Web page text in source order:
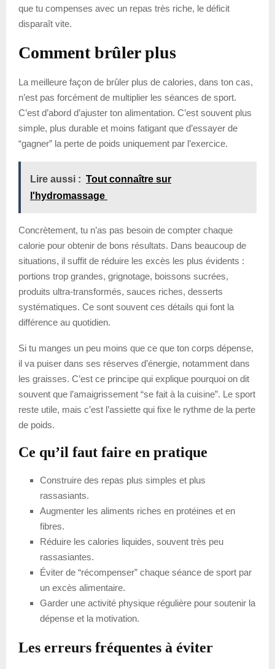
que tu compenses avec un repas très riche, le déficit
disparaît vite.
Comment brûler plus
La meilleure façon de brûler plus de calories, dans ton cas,
n’est pas forcément de multiplier les séances de sport.
C’est d’abord d’ajuster ton alimentation. C’est souvent plus
simple, plus durable et moins fatigant que d’essayer de
“gagner” la perte de poids uniquement par l’exercice.
Lire aussi : Tout connaître sur
l'hydromassage
Concrètement, tu n’as pas besoin de compter chaque
calorie pour obtenir de bons résultats. Dans beaucoup de
situations, il suffit de réduire les excès les plus évidents :
portions trop grandes, grignotage, boissons sucrées,
produits ultra-transformés, sauces riches, desserts
systématiques. Ce sont souvent ces détails qui font la
différence au quotidien.
Si tu manges un peu moins que ce que ton corps dépense,
il va puiser dans ses réserves d’énergie, notamment dans
les graisses. C’est ce principe qui explique pourquoi on dit
souvent que l’amaigrissement “se fait à la cuisine”. Le sport
reste utile, mais c’est l’assiette qui fixe le rythme de la perte
de poids.
Ce qu’il faut faire en pratique
Construire des repas plus simples et plus
rassasiants.
Augmenter les aliments riches en protéines et en
fibres.
Réduire les calories liquides, souvent très peu
rassasiantes.
Éviter de “récompenser” chaque séance de sport par
un excès alimentaire.
Garder une activité physique régulière pour soutenir la
dépense et la motivation.
Les erreurs fréquentes à éviter